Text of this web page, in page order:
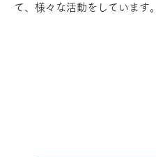
て、様々な活動をしています。